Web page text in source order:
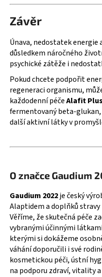
Závěr
Únava, nedostatek
důsledkem náročného
psychické zátěže i
Pokud chcete podpořit
regeneraci organismu,
každodenní péčeAlafit Plus
fermentovaný beta-
další aktivní látky v
O značce Gaudium
Gaudium 2022je český
Alaptidema doplňků
Věříme, že skutečná péče
vybranými účinnými
kterými si dokážeme
váhání doporučili i své
kosmetickou péči, ústní
na podporu zdraví, vitality